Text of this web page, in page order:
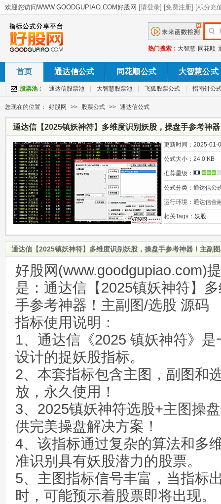
热门搜索： 大智慧 同花顺
首页 通达信公式 同花顺公式 大智慧公式
股票池： 通达信股票池 大智慧股票池 飞狐股票公式 指南针公
您现在的位置： 好股网 >> 股票公式 >> 通达信公式
通达信【2025镇妖神符】多维度识别妖股，操盘手参考神
更新时间： 2025-01-
公式大小： 24.0 KB
推荐星级：
公式分类： 通达信公
运行环境： 通达信金
相关Tags： 妖股
通达信【2025镇妖神符】多维度识别妖股，操盘手参考神器！主副
好股网(www.goodgupiao.com)
是：通达信【2025镇妖神符】
手参考神器！主副图/选股 源码
指标使用说明：
1、通达信《2025 镇妖神符》
设计的捉妖股指标。
2、本套指标包含主图，副图和
放，永久使用！
3、2025镇妖神符选股+主图操
供完美操盘解决方案！
4、该指标通过复杂的算法和多
准识别具有妖股潜力的股票。
5、主图指标信号丰富，当指标
时，可能预示着股票即将出现。